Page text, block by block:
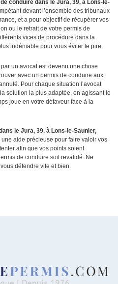
conduire dans le Jura, 39, à Lons-le-
devant l’ensemble des tribunaux
et a pour objectif de récupérer vos
ou le retrait de votre permis de
vices de procédure dans la
indéniable pour vous éviter le pire.
un avocat est devenu une chose
avec un permis de conduire aux
Pour chaque situation l’avocat
solution la plus adaptée, en agissant le
joue en votre défaveur face à la
le Jura, 39, à Lons-le-Saunier,
aide précieuse pour faire valoir vos
afin que vos points soient
de conduire soit revalidé. Ne
défendre vite et bien.